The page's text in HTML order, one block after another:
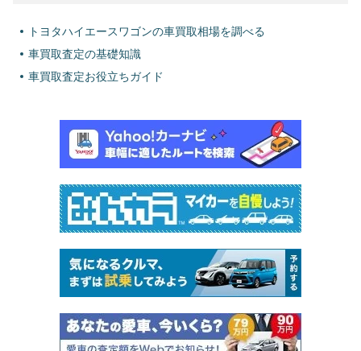
トヨタハイエースワゴンの車買取相場を調べる
車買取査定の基礎知識
車買取査定お役立ちガイド